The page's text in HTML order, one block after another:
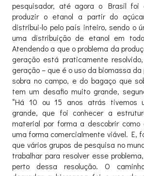
pesquisador, até agora o Brasil foi
produzir o etanol a partir do
distribui-lo pelo país inteiro, sendo o
uma distribuição de etanol em
Atendendo a que o problema da
geração está praticamente
geração – que é o uso da biomassa
sobra no campo, e do bagaço que
tem um desafio muito grande,
“Há 10 ou 15 anos atrás tivemos
grande, que foi conhecer a
material por forma a descobrir como
uma forma comercialmente viável. E,
que vários grupos de pesquisa no
trabalhar para resolver esse
perto dessa resolução. O